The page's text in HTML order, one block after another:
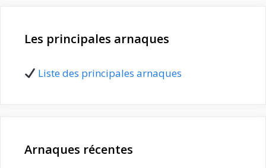
Les principales arnaques
Liste des principales arnaques
Arnaques récentes